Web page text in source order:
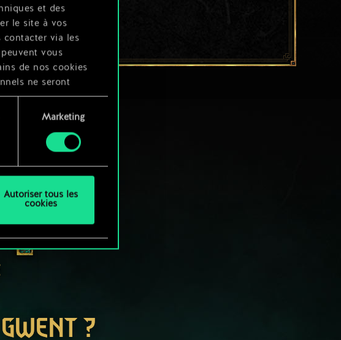
et des
le site à vos
contacter via les
vous
de nos cookies
ne seront
ci-dessous.
Marketing
Autoriser tous les
cookies
?